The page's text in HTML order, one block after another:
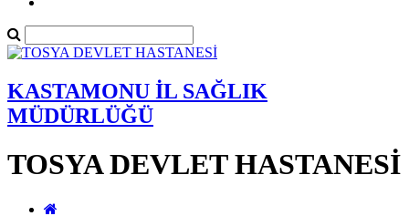
KASTAMONU İL SAĞLIK
MÜDÜRLÜĞÜ
TOSYA DEVLET HASTANESİ